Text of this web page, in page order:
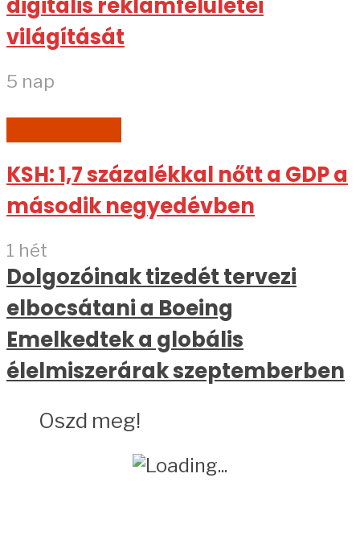
világítását
5 nap
KSH: 1,7 százalékkal nőtt a GDP a
második negyedévben
1 hét
Dolgozóinak tizedét tervezi
elbocsátani a Boeing
Emelkedtek a globális
élelmiszerárak szeptemberben
Oszd meg!